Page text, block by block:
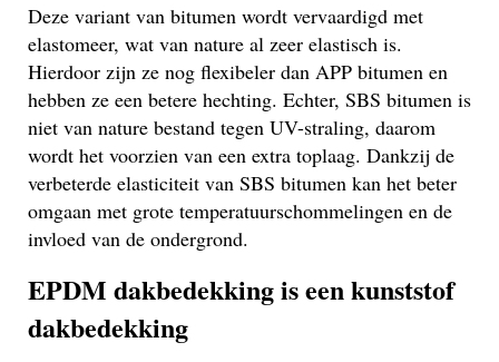
Deze variant van bitumen wordt vervaardigd met
elastomeer, wat van nature al zeer elastisch is.
Hierdoor zijn ze nog flexibeler dan APP bitumen en
hebben ze een betere hechting. Echter, SBS bitumen is
niet van nature bestand tegen UV-straling, daarom
wordt het voorzien van een extra toplaag. Dankzij de
verbeterde elasticiteit van SBS bitumen kan het beter
omgaan met grote temperatuurschommelingen en de
invloed van de ondergrond.
EPDM dakbedekking is een kunststof
dakbedekking